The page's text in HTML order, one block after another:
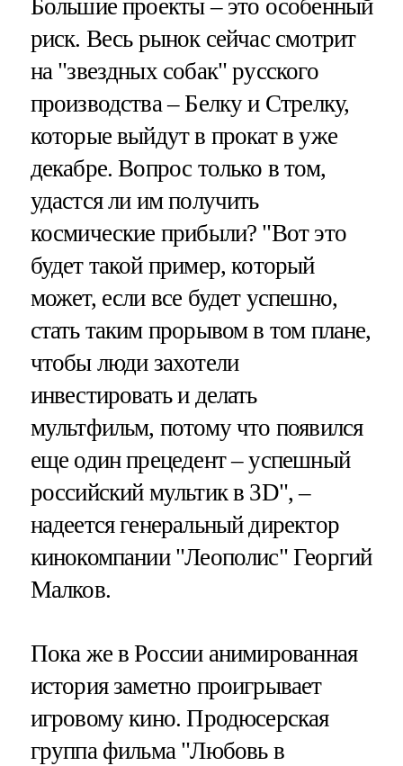
Большие проекты – это особенный
риск. Весь рынок сейчас смотрит
на "звездных собак" русского
производства – Белку и Стрелку,
которые выйдут в прокат в уже
декабре. Вопрос только в том,
удастся ли им получить
космические прибыли? "Вот это
будет такой пример, который
может, если все будет успешно,
стать таким прорывом в том плане,
чтобы люди захотели
инвестировать и делать
мультфильм, потому что появился
еще один прецедент – успешный
российский мультик в 3D", –
надеется генеральный директор
кинокомпании "Леополис" Георгий
Малков.
Пока же в России анимированная
история заметно проигрывает
игровому кино. Продюсерская
группа фильма "Любовь в